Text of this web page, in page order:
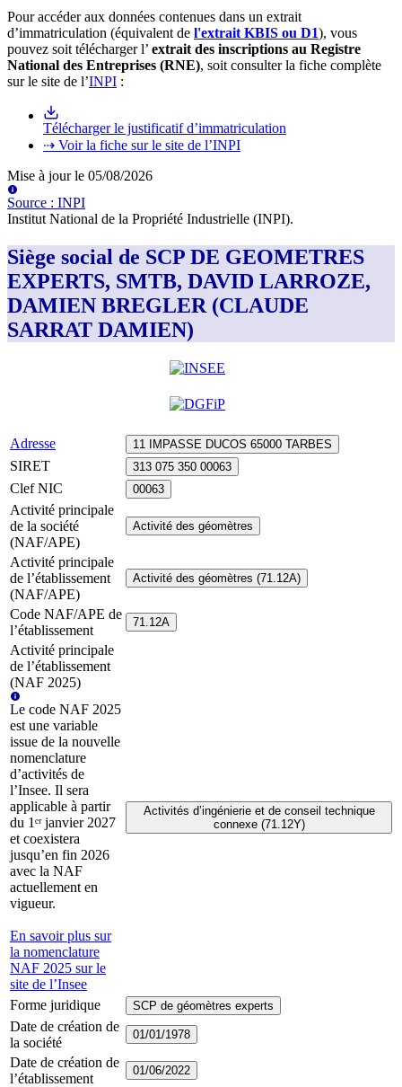
Pour accéder aux données contenues dans un extrait
d’immatriculation (équivalent de l'extrait KBIS ou D1), vous
pouvez soit télécharger l’ extrait des inscriptions au Registre
National des Entreprises (RNE), soit consulter la fiche complète
sur le site de l’INPI :
Télécharger le justificatif d’immatriculation
⇢ Voir la fiche sur le site de l’INPI
Mise à jour le 05/08/2026
Source : INPI
Institut National de la Propriété Industrielle (INPI).
Siège social de SCP DE GEOMETRES
EXPERTS, SMTB, DAVID LARROZE,
DAMIEN BREGLER (CLAUDE
SARRAT DAMIEN)
Adresse 11 IMPASSE DUCOS 65000 TARBES
SIRET 313 075 350 00063
Clef NIC 00063
Activité principale
de la société
(NAF/APE)
Activité des géomètres
Activité principale
de l’établissement
(NAF/APE)
Activité des géomètres (71.12A)
Code NAF/APE de
l’établissement
71.12A
Activité principale
de l’établissement
(NAF 2025)
Le code NAF 2025
est une variable
issue de la nouvelle
nomenclature
d’activités de
l’Insee. Il sera
applicable à partir
du 1ᵉʳ janvier 2027
et coexistera
jusqu’en fin 2026
avec la NAF
actuellement en
vigueur.
En savoir plus sur
la nomenclature
NAF 2025 sur le
site de l’Insee
Activités d’ingénierie et de conseil technique
connexe (71.12Y)
Forme juridique SCP de géomètres experts
Date de création de
la société
01/01/1978
Date de création de
l’établissement
01/06/2022